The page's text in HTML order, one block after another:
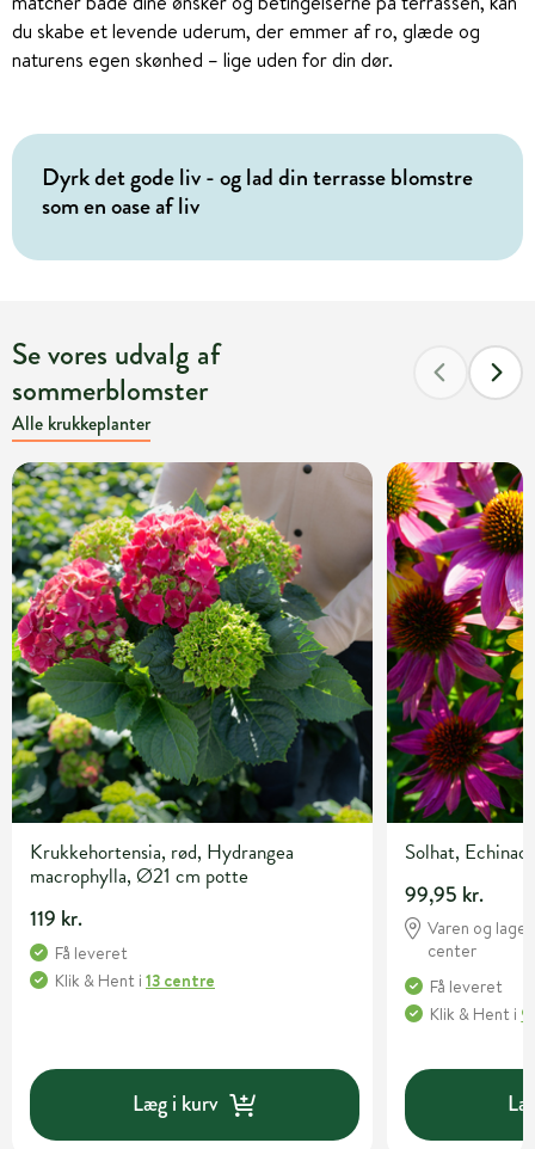
du skabe et levende uderum, der emmer af ro, glæde og
naturens egen skønhed – lige uden for din dør.
Dyrk det gode liv - og lad din terrasse blomstre
som en oase af liv
Se vores udvalg af
sommerblomster
Alle krukkeplanter
Krukkehortensia, rød, Hydrangea
macrophylla, Ø21 cm potte
119 kr.
Få leveret
Klik & Hent i 13 centre
Læg i kurv
Solhat,
99,95 kr.
Varen og
center
Få leveret
Klik & Hent i